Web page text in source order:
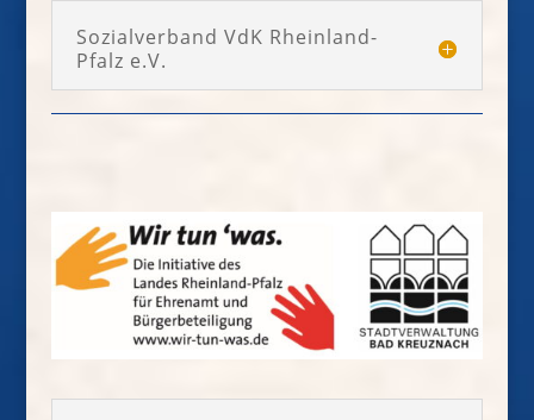
Sozialverband VdK Rheinland-
Pfalz e.V.